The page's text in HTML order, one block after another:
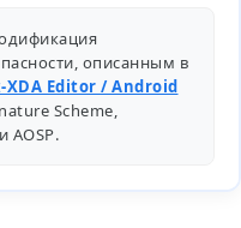
описанным в
Editor / Android
Scheme,
AOSP.